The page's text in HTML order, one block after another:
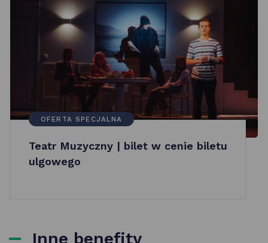
OFERTA SPECJALNA
Teatr Muzyczny | bilet w cenie biletu
ulgowego
Inne benefity